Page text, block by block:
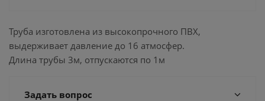
Труба изготовлена из высокопрочного ПВХ,
выдерживает давление до 16 атмосфер.
Длина трубы 3м, отпускаются по 1м
Задать вопрос